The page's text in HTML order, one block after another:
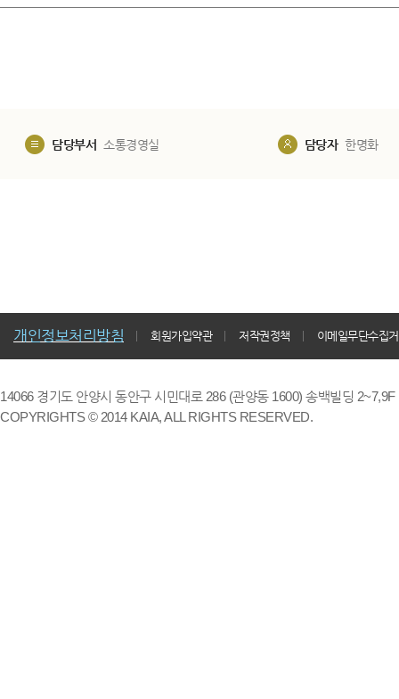
담당부서 소통경영실 담당자 한명화
개인정보처리방침 회원가입약관 저작권정책 이메일무단수집
14066 경기도 안양시 동안구 시민대로 286 (관양동 1600) 송백빌딩
COPYRIGHTS © 2014 KAIA, ALL RIGHTS RESERVED.